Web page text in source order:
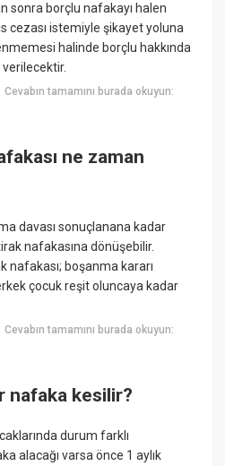
sonra borçlu nafakayı halen
cezası istemiyle şikayet yoluna
halinde borçlu hakkında
verilecektir.
Cevabın tamamını burada okuyun:
ne zaman
davası sonuçlanana kadar
nafakasına dönüşebilir.
nafakası; boşanma kararı
çocuk reşit oluncaya kadar
Cevabın tamamını burada okuyun:
nafaka kesilir?
durum farklı
alacağı varsa önce 1 aylık